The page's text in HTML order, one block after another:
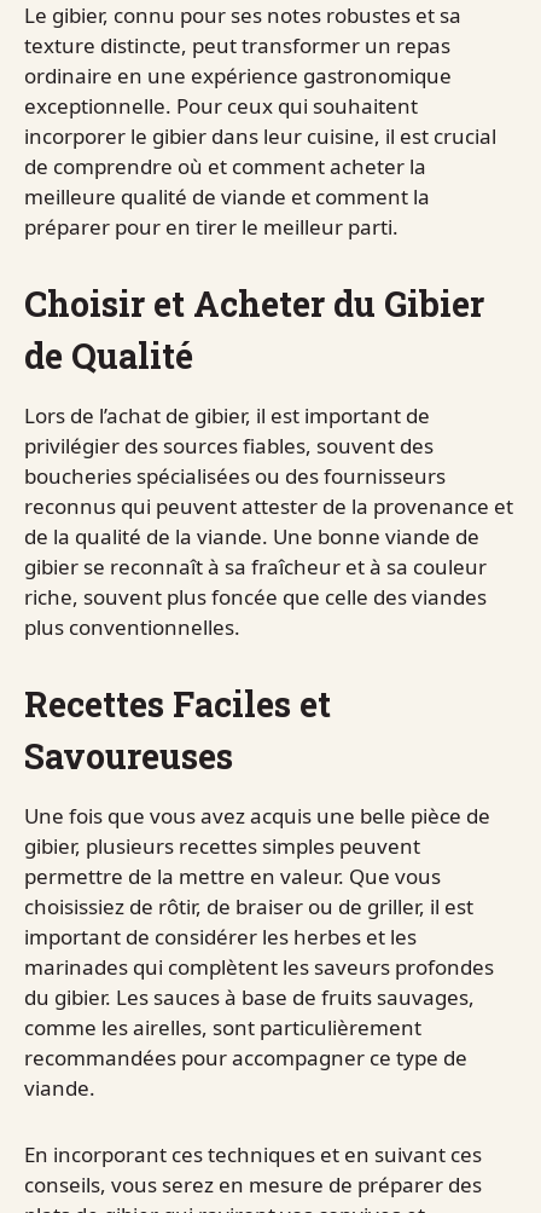
Le gibier, connu pour ses notes robustes et sa
texture distincte, peut transformer un repas
ordinaire en une expérience gastronomique
exceptionnelle. Pour ceux qui souhaitent
incorporer le gibier dans leur cuisine, il est crucial
de comprendre où et comment acheter la
meilleure qualité de viande et comment la
préparer pour en tirer le meilleur parti.
Choisir et Acheter du Gibier
de Qualité
Lors de l’achat de gibier, il est important de
privilégier des sources fiables, souvent des
boucheries spécialisées ou des fournisseurs
reconnus qui peuvent attester de la provenance et
de la qualité de la viande. Une bonne viande de
gibier se reconnaît à sa fraîcheur et à sa couleur
riche, souvent plus foncée que celle des viandes
plus conventionnelles.
Recettes Faciles et
Savoureuses
Une fois que vous avez acquis une belle pièce de
gibier, plusieurs recettes simples peuvent
permettre de la mettre en valeur. Que vous
choisissiez de rôtir, de braiser ou de griller, il est
important de considérer les herbes et les
marinades qui complètent les saveurs profondes
du gibier. Les sauces à base de fruits sauvages,
comme les airelles, sont particulièrement
recommandées pour accompagner ce type de
viande.
En incorporant ces techniques et en suivant ces
conseils, vous serez en mesure de préparer des